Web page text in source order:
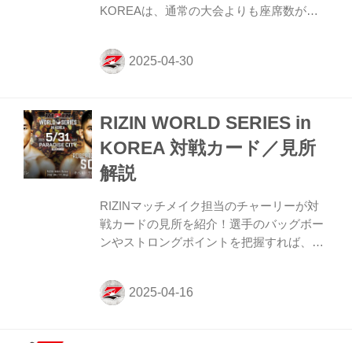
KOREAは、通常の大会よりも座席数が少
更となりましたのでお知らせいたします。
主な変更点 チケットはファンクラブ／
は5月5日（祝・月）10時から、5月8日
（木）まで受付 通常の大会よりも座席数が
少ないためチケット一般発売はなし チケッ
トは紙チケットのみ（電子チケットはござ
ール 種別 販売開始 販売...
RIZIN WORLD SERIES in
KOREA 対戦カード／見所
解説
RIZINマッチメイク担当のチャーリーが対
戦カードの見所を紹介！選手のバッグボー
ンやストロングポイントを把握すれば、試
チェックしておこう！ 見所紹介!! チャーリ
ーガイド 試合順 第11試合／キ・ウォンビ